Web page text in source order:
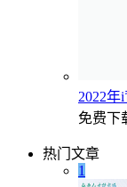
2022
免费下
热门文章
1